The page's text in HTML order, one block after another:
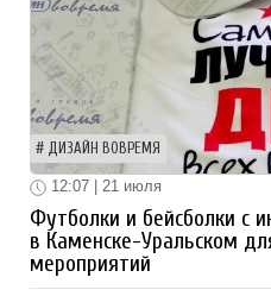
ДИЗАЙН ВОВРЕМЯ
12:07 | 21 июля
Футболки и бейсболки с
в Каменске-Уральском
мероприятий